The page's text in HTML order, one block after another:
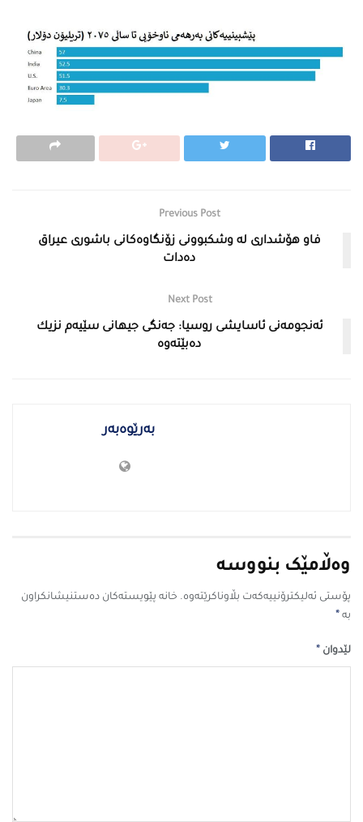
Previous Post
فاو هۆشداری لە وشكبوونی زۆنگاوەكانی باشوری عیراق
دەدات
Next Post
ئەنجومەنی ئاسایشی روسیا: جەنگی جیهانی سێیەم نزیك
دەبێتەوە
بەرێوەبەر
وەڵامێک بنووسە
پۆستی ئەلیکترۆنییەکەت بڵاوناکرێتەوە. خانە پێویستەکان دەستنیشانکراون
بە *
لێدوان *